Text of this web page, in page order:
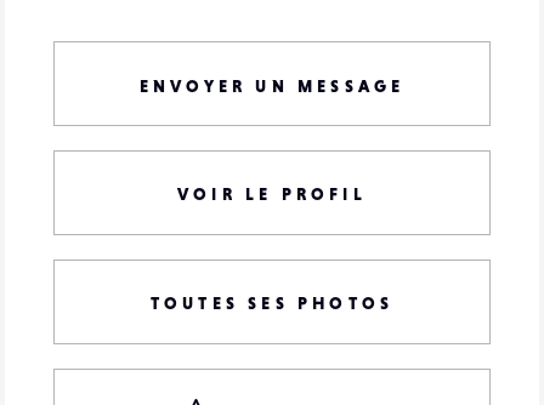
ENVOYER UN MESSAGE
VOIR LE PROFIL
TOUTES SES PHOTOS